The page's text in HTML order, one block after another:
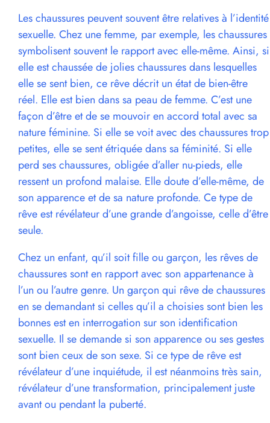
Les chaussures peuvent souvent être relatives à l’identité
sexuelle. Chez une femme, par exemple, les chaussures
symbolisent souvent le rapport avec elle-même. Ainsi, si
elle est chaussée de jolies chaussures dans lesquelles
elle se sent bien, ce rêve décrit un état de bien-être
réel. Elle est bien dans sa peau de femme. C’est une
façon d’être et de se mouvoir en accord total avec sa
nature féminine. Si elle se voit avec des chaussures trop
petites, elle se sent étriquée dans sa féminité. Si elle
perd ses chaussures, obligée d’aller nu-pieds, elle
ressent un profond malaise. Elle doute d’elle-même, de
son apparence et de sa nature profonde. Ce type de
rêve est révélateur d’une grande d’angoisse, celle d’être
seule.
Chez un enfant, qu’il soit fille ou garçon, les rêves de
chaussures sont en rapport avec son appartenance à
l’un ou l’autre genre. Un garçon qui rêve de chaussures
en se demandant si celles qu’il a choisies sont bien les
bonnes est en interrogation sur son identification
sexuelle. Il se demande si son apparence ou ses gestes
sont bien ceux de son sexe. Si ce type de rêve est
révélateur d’une inquiétude, il est néanmoins très sain,
révélateur d’une transformation, principalement juste
avant ou pendant la puberté.